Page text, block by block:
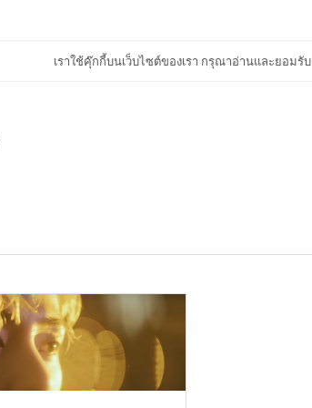
เราใช้คุ๊กกี้บนเว็บไซต์ของเรา กรุณาอ่านและยอมรับ